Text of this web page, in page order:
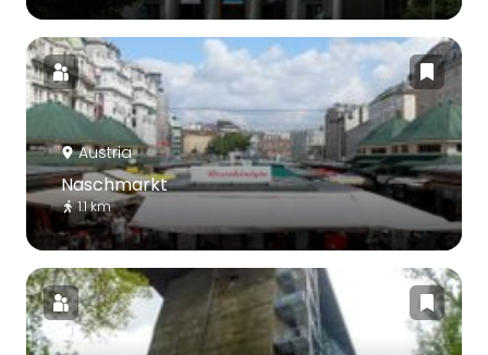
Austria
Naschmarkt
1.1 km